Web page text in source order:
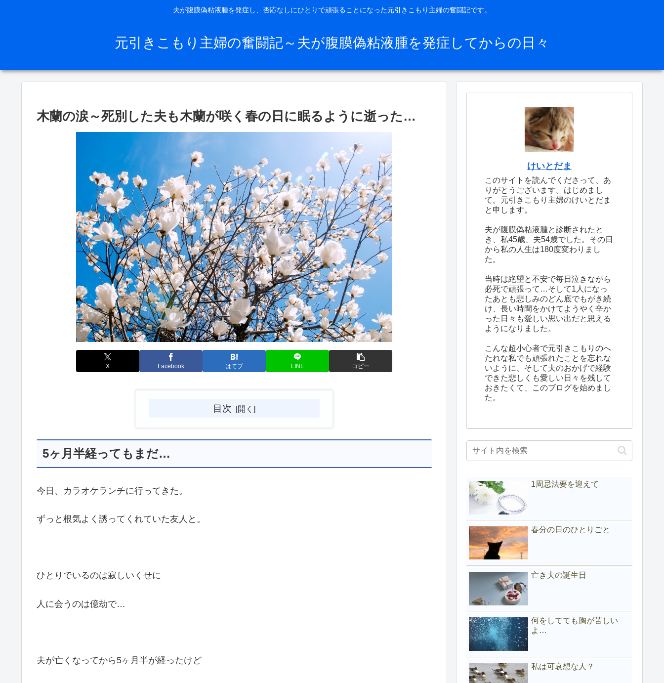
夫が腹膜偽粘液腫を発症し、否応なしにひとりで頑張ることになった元引きこもり主婦の奮闘記です。
元引きこもり主婦の奮闘記～夫が腹膜偽粘液腫を発症してからの日々
木蘭の涙～死別した夫も木蘭が咲く春の日に眠るように逝った…
X Facebook はてブ LINE コピー
目次
5ヶ月半経ってもまだ…
今日、カラオケランチに行ってきた。
ずっと根気よく誘ってくれていた友人と。
ひとりでいるのは寂しいくせに
人に会うのは億劫で…
夫が亡くなってから5ヶ月半が経ったけど
けいとだま
このサイトを読んでくださって、あ
りがとうございます。はじめまし
て。元引きこもり主婦のけいとだま
と申します。
夫が腹膜偽粘液腫と診断されたと
き、私45歳、夫54歳でした。その日
から私の人生は180度変わりまし
た。
当時は絶望と不安で毎日泣きながら
必死で頑張って…そして1人になっ
たあとも悲しみのどん底でもがき続
け、長い時間をかけてようやく辛か
った日々も愛しい思い出だと思える
ようになりました。
こんな超小心者で元引きこもりのへ
たれな私でも頑張れたことを忘れな
いように、そして夫のおかげで経験
できた悲しくも愛しい日々を残して
おきたくて、このブログを始めまし
た。
1周忌法要を迎えて
春分の日のひとりごと
亡き夫の誕生日
何をしてても胸が苦しい
よ…
私は可哀想な人？